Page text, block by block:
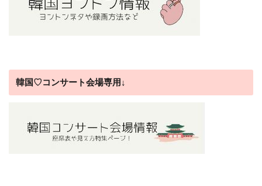
韓国♡コンサート会場専用↓